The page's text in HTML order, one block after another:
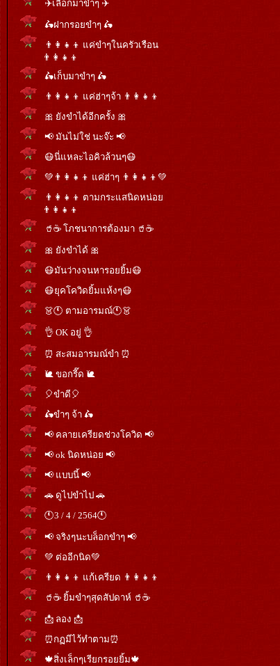
✈️เลือกมาขำๆ ✈️
🛵ฝากรอยขำๆ 🛵
👨‍👩‍👧‍👦 แค่ขำๆในครัวเรือน
👨‍👩‍👧‍👦
🛵เก็บมาขำๆ 🛵
👨‍👩‍👧‍👦 แค่ฮ่าๆจ้า 👨‍👩‍👧‍👦
🎀 ยังขำได้อีกครั้ง 🎀
📢 มันไม่ใช่ นะจ๊ะ 📢
😷นี่แหละไอคิวล้วนๆ😷
💚👨‍👩‍👧‍👦 แค่ฮ่าๆ 👨‍👩‍👧‍👦💚
👨‍👩‍👧‍👦 ตามกระแสนิดหน่อ
👨‍👩‍👧‍👦
🥤☕ โภชนาการต้องมา 🥤☕
🎀 ยังขำได้ 🎀
😷มันว่างจนหารอยยิ้ม😷
😷ยุคโควิดยิ้มแห้งๆ😷
👗🕚 ตามอารมณ์🕚👗
👌 OK อยู่ 👌
⏰ สะสมอารมณ์ขำ ⏰
🐌 ขอกรี๊ด 🐌
🎈ขำดี🎈
🛵ขำๆ จ้า 🛵
📢 คลายเครียดช่วงโควิด 📢
📢 ok นิดหน่อย 📢
📢 แบบนี้ 📢
🚗 ดูไปขำไป 🚗
🕚3 / 4 / 2564🕚
📢 จริงๆนะบล็อกขำๆ 📢
💚 ต่ออีกนิด💚
👨‍👩‍👧‍👦 แก้เครียด 👨‍👩‍👧‍👦
🥤☕ ยิ้มขำๆสุดสัปดาห์ 🥤☕
📩 ลอง 📩
⏰กฏมีไว้ทำตาม⏰
🍁สิ่งเล็กๆเรียกรอยยิ้ม🍁